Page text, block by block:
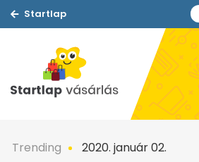
Startlap
Trending 2020. január 02.